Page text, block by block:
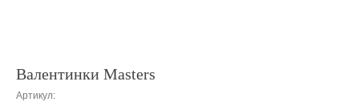
Валентинки Masters
Артикул: